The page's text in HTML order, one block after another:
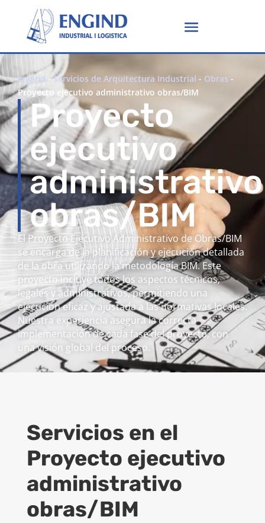
Engind -Servicios de Arquitectura Industrial - Obras -
Proyecto ejecutivo administrativo obras/BIM
Proyecto
ejecutivo
administrativo
obras/BIM
El Proyecto Ejecutivo Administrativo de Obras/BIM
se encarga de la planificación y ejecución detallada
de la obra utilizando la metodología BIM. Este
proyecto incluye todos los aspectos técnicos,
legales y administrativos, permitiendo una
ejecución eficaz y ajustada a las normativas locales.
Nuestra experiencia asegura la correcta
implementación de cada fase del proyecto, con
una visión global del proceso.
Servicios en el
Proyecto ejecutivo
administrativo
obras/BIM